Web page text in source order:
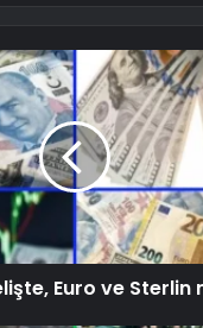
Euro ve Sterlin